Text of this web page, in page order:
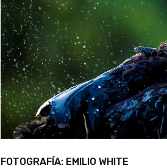
FOTOGRAFÍA: EMILIO WHITE